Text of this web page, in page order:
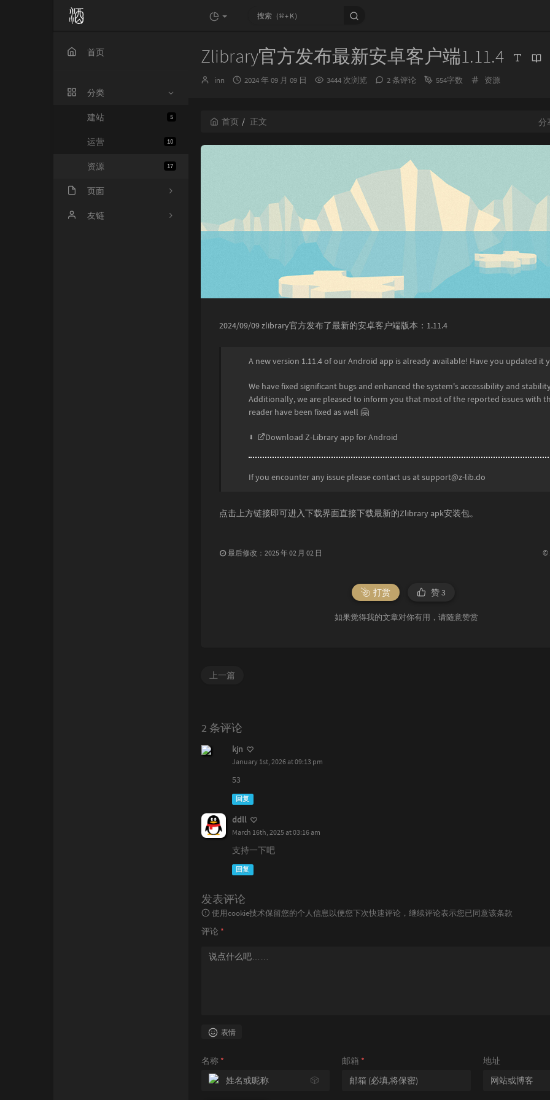
首页
分类
5
建站
10
运营
17
资源
页面
留言板
友链
Zlibrary官方发布最新安卓客户端1.11.4
博
inn
发
2024 年 09 月 09 日 3444 次浏览 2 条评论 554字数
分
资源
首页 正文 分
2024/09/09 zlibrary官方发布了最新的安卓客户端版本：1.11.4
A new version 1.11.4 of our Android app is already available! Have you updated it
We have fixed significant bugs and enhanced the system's accessibility and
Additionally, we are pleased to inform you that most of the reported issues with
reader have been fixed as well 🤗
⬇️ Download Z-Library app for Android
If you encounter any issue please contact us atsupport@z-lib.do
点击上方链接即可进入下载界面直接下载最新的Zlibrary apk安装包。
最后修改：2025 年 02 月 02 日 ©
打赏 赞3
如果觉得我的文章对你有用，请随意赞赏
上一篇
2 条评论
kjn
January 1st, 2026 at 09:13 pm
53
回复
ddll
March 16th, 2025 at 03:16 am
支持一下吧
回复
发表评论
使用cookie技术保留您的个人信息以便您下次快速评论，继续评论表示您已同意该条款
评论 *
表情
名称 *
🎲
邮箱 * 地址